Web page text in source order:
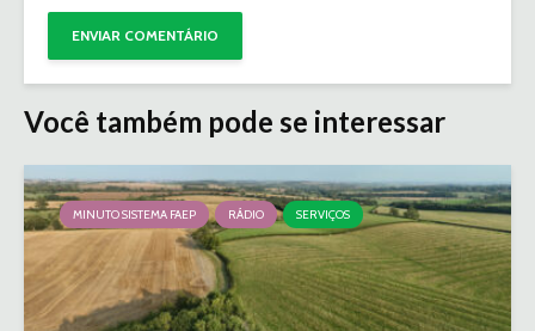
Você também pode se interessar
MINUTO SISTEMA FAEP RÁDIO SERVIÇOS